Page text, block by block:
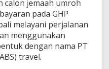
calon jemaah umroh
pada GHP
melayani perjalanan
menggunakan
dengan nama PT
travel.